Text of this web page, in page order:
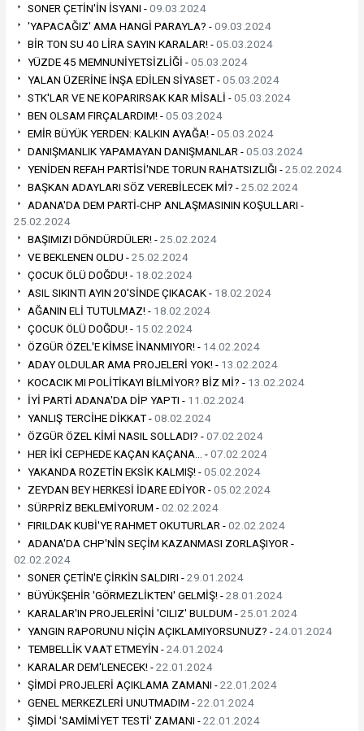
SONER ÇETİN'İN İSYANI -09.03.2024
'YAPACAĞIZ' AMA HANGİ PARAYLA? -09.03.2024
BİR TON SU 40 LİRA SAYIN KARALAR! -05.03.2024
YÜZDE 45 MEMNUNİYETSİZLİĞİ -05.03.2024
YALAN ÜZERİNE İNŞA EDİLEN SİYASET -05.03.2024
STK'LAR VE NE KOPARIRSAK KAR MİSALİ -05.03.2024
BEN OLSAM FIRÇALARDIM! -05.03.2024
EMİR BÜYÜK YERDEN: KALKIN AYAĞA! -05.03.2024
DANIŞMANLIK YAPAMAYAN DANIŞMANLAR -05.03.2024
YENİDEN REFAH PARTİSİ'NDE TORUN RAHATSIZLIĞI -25.02.2024
BAŞKAN ADAYLARI SÖZ VEREBİLECEK Mİ? -25.02.2024
ADANA'DA DEM PARTİ-CHP ANLAŞMASININ KOŞULLARI -
25.02.2024
BAŞIMIZI DÖNDÜRDÜLER! -25.02.2024
VE BEKLENEN OLDU -25.02.2024
ÇOCUK ÖLÜ DOĞDU! - 18.02.2024
ASIL SIKINTI AYIN 20'SİNDE ÇIKACAK - 18.02.2024
AĞANIN ELİ TUTULMAZ! - 18.02.2024
ÇOCUK ÖLÜ DOĞDU! - 15.02.2024
ÖZGÜR ÖZEL'E KİMSE İNANMIYOR! - 14.02.2024
ADAY OLDULAR AMA PROJELERİ YOK! - 13.02.2024
KOCACIK MI POLİTİKAYI BİLMİYOR? BİZ Mİ? - 13.02.2024
İYİ PARTİ ADANA'DA DİP YAPTI - 11.02.2024
YANLIŞ TERCİHE DİKKAT -08.02.2024
ÖZGÜR ÖZEL KİMİ NASIL SOLLADI? -07.02.2024
HER İKİ CEPHEDE KAÇAN KAÇANA… -07.02.2024
YAKANDA ROZETİN EKSİK KALMIŞ! -05.02.2024
ZEYDAN BEY HERKESİ İDARE EDİYOR -05.02.2024
SÜRPRİZ BEKLEMİYORUM -02.02.2024
FIRILDAK KUBİ'YE RAHMET OKUTURLAR -02.02.2024
ADANA'DA CHP'NİN SEÇİM KAZANMASI ZORLAŞIYOR -
02.02.2024
SONER ÇETİN'E ÇİRKİN SALDIRI -29.01.2024
BÜYÜKŞEHİR 'GÖRMEZLİKTEN' GELMİŞ! -28.01.2024
KARALAR'IN PROJELERİNİ 'CILIZ' BULDUM -25.01.2024
YANGIN RAPORUNU NİÇİN AÇIKLAMIYORSUNUZ? -24.01.2024
TEMBELLİK VAAT ETMEYİN -24.01.2024
KARALAR DEM'LENECEK! -22.01.2024
ŞİMDİ PROJELERİ AÇIKLAMA ZAMANI -22.01.2024
GENEL MERKEZLERİ UNUTMADIM -22.01.2024
ŞİMDİ 'SAMİMİYET TESTİ' ZAMANI -22.01.2024